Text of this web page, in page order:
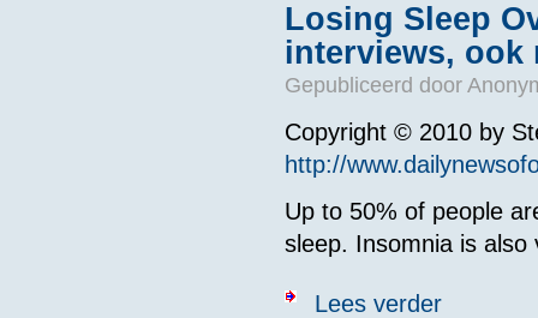
Losing Sleep
interviews, ook
Gepubliceerd door
Copyright © 2010 by
http://
Up to 50% of people
sleep. Insomnia is
Lees verderover Losing